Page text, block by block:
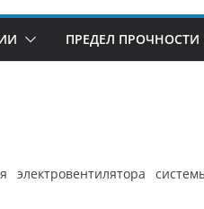
ПРЕДЕЛ ПРОЧНОСТИ